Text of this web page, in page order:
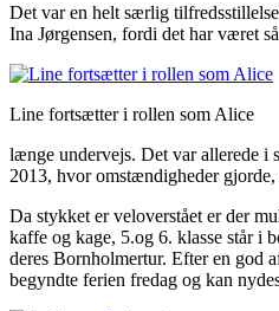
Det var en helt særlig
Ina Jørgensen, fordi det har været så
Line fortsætter i rollen som Alice
længe undervejs. Det var allerede i
2013, hvor omstændigheder gjorde,
Da stykket er veloverstået er der
kaffe og kage, 5.og 6. klasse står i
deres Bornholmertur. Efter en god
begyndte ferien fredag og kan